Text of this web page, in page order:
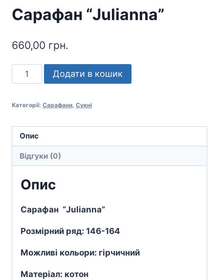
Сарафан “Julianna”
660,00 грн.
Сарафан
"Julianna"
Додати в кошик
Категорії: Сарафани Сукні
Опис
Відгуки (0)
Опис
Сарафан “Julianna”
Розмірний ряд: 146-164
Можливі кольори: гірчичний
Матеріал: котон